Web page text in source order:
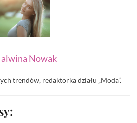
Nowak
trendów, redaktorka działu „Moda”.